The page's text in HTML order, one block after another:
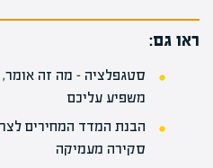
ראו גם:
סטגפלציה – מה זה
משפיע עליכם
הבנת המדד המחירים
סקירה מעמיקה